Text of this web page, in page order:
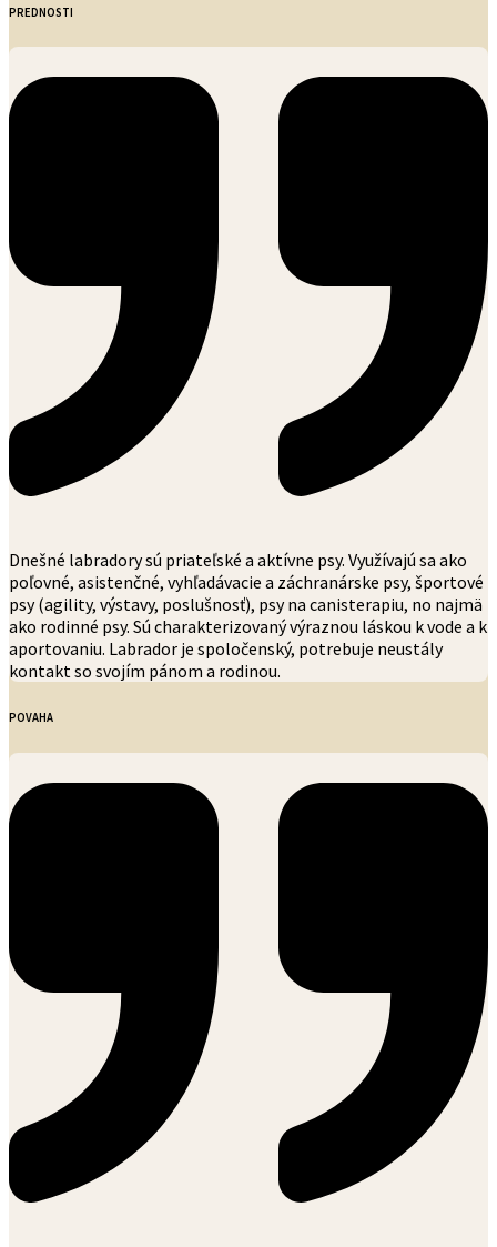
PREDNOSTI
Dnešné labradory sú priateľské a aktívne psy. Využívajú sa ako
poľovné, asistenčné, vyhľadávacie a záchranárske psy, športové
psy (agility, výstavy, poslušnosť), psy na canisterapiu, no najmä
ako rodinné psy. Sú charakterizovaný výraznou láskou k vode a k
aportovaniu. Labrador je spoločenský, potrebuje neustály
kontakt so svojím pánom a rodinou.
POVAHA